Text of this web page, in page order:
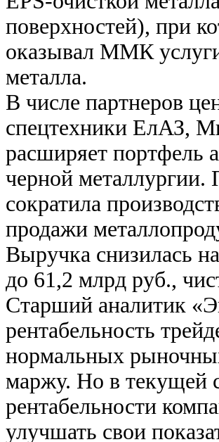
поверхностей), при
оказывал ММК
металла.
В числе партнеров
спецтехники ЕлАЗ,
расширяет портфель
черной металлургии.
сократила
продажи
Выручка снизилась
до 61,2 млрд руб.,
Старший аналитик
рентабельность
нормальных
маржу. Но в текущей
рентабельности
улучшать свои